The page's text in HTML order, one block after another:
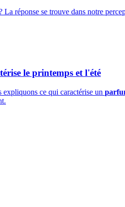
réponse se trouve dans notre
le printemps et l'été
ce qui caractérise un